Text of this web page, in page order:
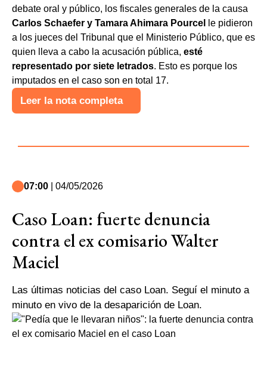
debate oral y público, los fiscales generales de la causa
Carlos Schaefer y Tamara Ahimara Pourcel
le pidieron
a los jueces del Tribunal que el Ministerio Público, que es
quien lleva a cabo la acusación pública, esté
representado por siete letrados. Esto es porque los
imputados en el caso son en total 17.
Leer la nota completa
07:00 | 04/05/2026
Caso Loan: fuerte denuncia
contra el ex comisario Walter
Maciel
Las últimas noticias del caso Loan. Seguí el minuto a
minuto en vivo de la desaparición de Loan.